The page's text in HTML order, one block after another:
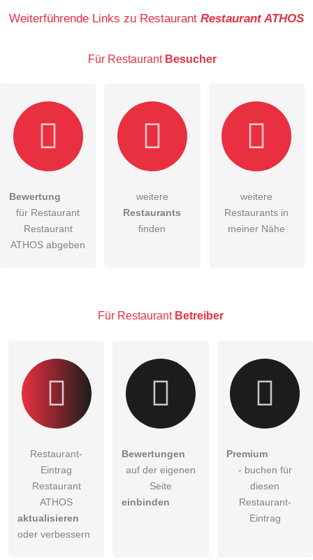
E-Mail-Adresse (wird nicht veröffentlicht)
Hiermit akzeptiere ich dieAGB
DieDatenschutzerklärung habe ich zur Kenntnis genommen.
Besucher sichtbar.
Weiterführende Links zu Restaurant Restaurant ATHOS
Für Restaurant Besucher
Bewertung
für Restaurant
Restaurant
ATHOS abgeben
weitere
Restaurants
finden
weitere
Restaurants in
meiner Nähe
Für Restaurant Betreiber
Restaurant-
Eintrag
Restaurant
ATHOS
aktualisieren
oder verbessern
Bewertungen
auf der eigenen
Seite
einbinden
Premium
- buchen für
diesen
Restaurant-
Eintrag